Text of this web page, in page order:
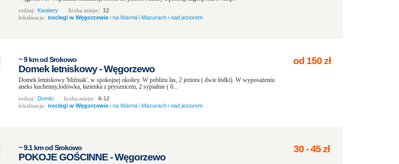
rodzaj: Kwatery liczba miejsc: 12
lokalizacja: noclegi w Węgorzewie›na Warmii i Mazurach›nad jeziorem
~ 9 km od Srokowo
Domek letniskowy - Węgorzewo
Domek letniskowy 'bliźniak', w spokojnej okolicy. W pobliżu las, 2 jeziora ( dwie łódki). W wyposażeniu
aneks kuchenny,lodówka, łazienka z prysznicem, 2 sypialnie ( 6...
rodzaj: Domki liczba miejsc: 6-12
lokalizacja: noclegi w Węgorzewie›na Warmii i Mazurach›nad jeziorem
od 150zł
~ 9.1 km od Srokowo
POKOJE GOŚCINNE - Węgorzewo
30-45zł